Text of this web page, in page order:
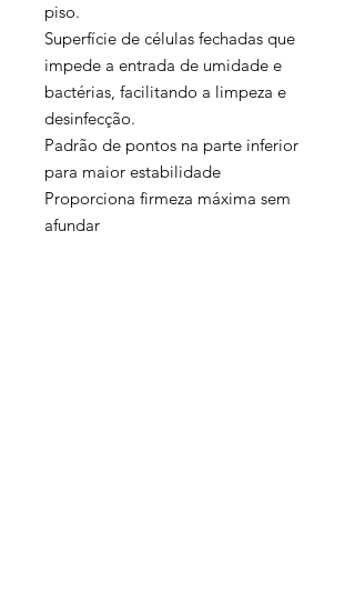
piso.
Superfície de células fechadas que
impede a entrada de umidade e
bactérias, facilitando a limpeza e
desinfecção.
Padrão de pontos na parte inferior
para maior estabilidade
Proporciona firmeza máxima sem
afundar